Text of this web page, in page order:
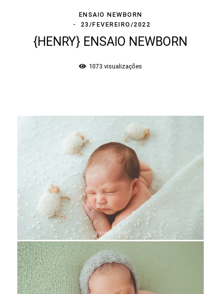
ENSAIO NEWBORN
23/FEVEREIRO/2022
{HENRY} ENSAIO NEWBORN
1073 visualizações